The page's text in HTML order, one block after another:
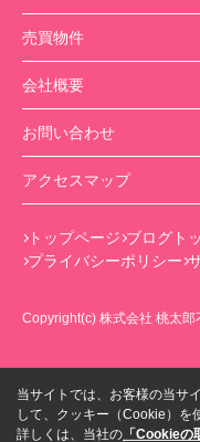
売買物件
会社概要
お問い合わせ
アクセスマップ
トップページ ブログト
プライバシーポリシー
Copyright(c) 株式会社 桃太
当サイトでは、お客様の当サ
して、クッキー（Cookie）を
詳しくは、当社の 「Cookieの